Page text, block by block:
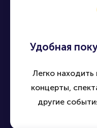
Удобная
Легко
концерты,
другие